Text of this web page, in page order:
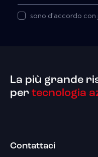
sono d'accordo con
La più grande
per tecnologia
Contattaci